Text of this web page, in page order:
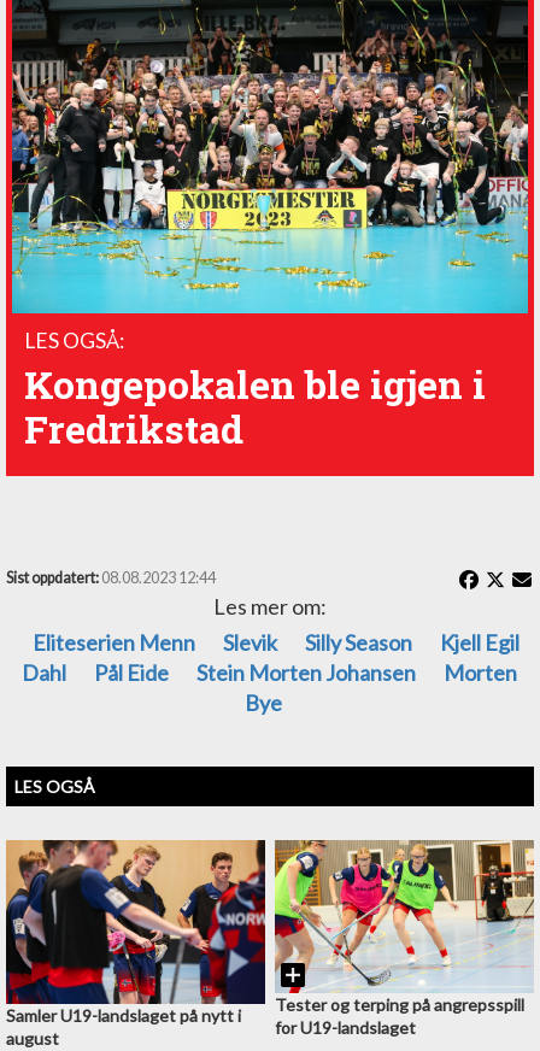
LES OGSÅ:
Kongepokalen ble igjen i
Fredrikstad
Sist oppdatert: 08.08.2023 12:44
Les mer om:
Eliteserien Menn
Slevik Silly Season
Kjell Egil
Dahl
Pål Eide Stein Morten Johansen
Morten
Bye
LES OGSÅ
Samler U19-landslaget på nytt i
august
Tester og terping på angrepsspill
for U19-landslaget